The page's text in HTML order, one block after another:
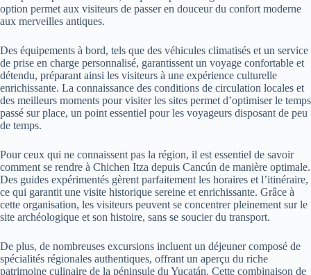
option permet aux visiteurs de passer en douceur du confort moderne
aux merveilles antiques.
Des équipements à bord, tels que des véhicules climatisés et un service
de prise en charge personnalisé, garantissent un voyage confortable et
détendu, préparant ainsi les visiteurs à une expérience culturelle
enrichissante. La connaissance des conditions de circulation locales et
des meilleurs moments pour visiter les sites permet d’optimiser le temps
passé sur place, un point essentiel pour les voyageurs disposant de peu
de temps.
Pour ceux qui ne connaissent pas la région, il est essentiel de savoir
comment se rendre à Chichen Itza depuis Cancún de manière optimale.
Des guides expérimentés gèrent parfaitement les horaires et l’itinéraire,
ce qui garantit une visite historique sereine et enrichissante. Grâce à
cette organisation, les visiteurs peuvent se concentrer pleinement sur le
site archéologique et son histoire, sans se soucier du transport.
De plus, de nombreuses excursions incluent un déjeuner composé de
spécialités régionales authentiques, offrant un aperçu du riche
patrimoine culinaire de la péninsule du Yucatán. Cette combinaison de